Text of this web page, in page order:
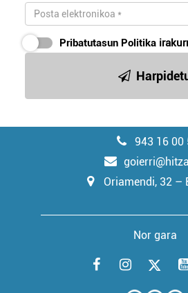
Pribatutasun Politika
943 16 00
Oriamendi, 32 –
Nor gara